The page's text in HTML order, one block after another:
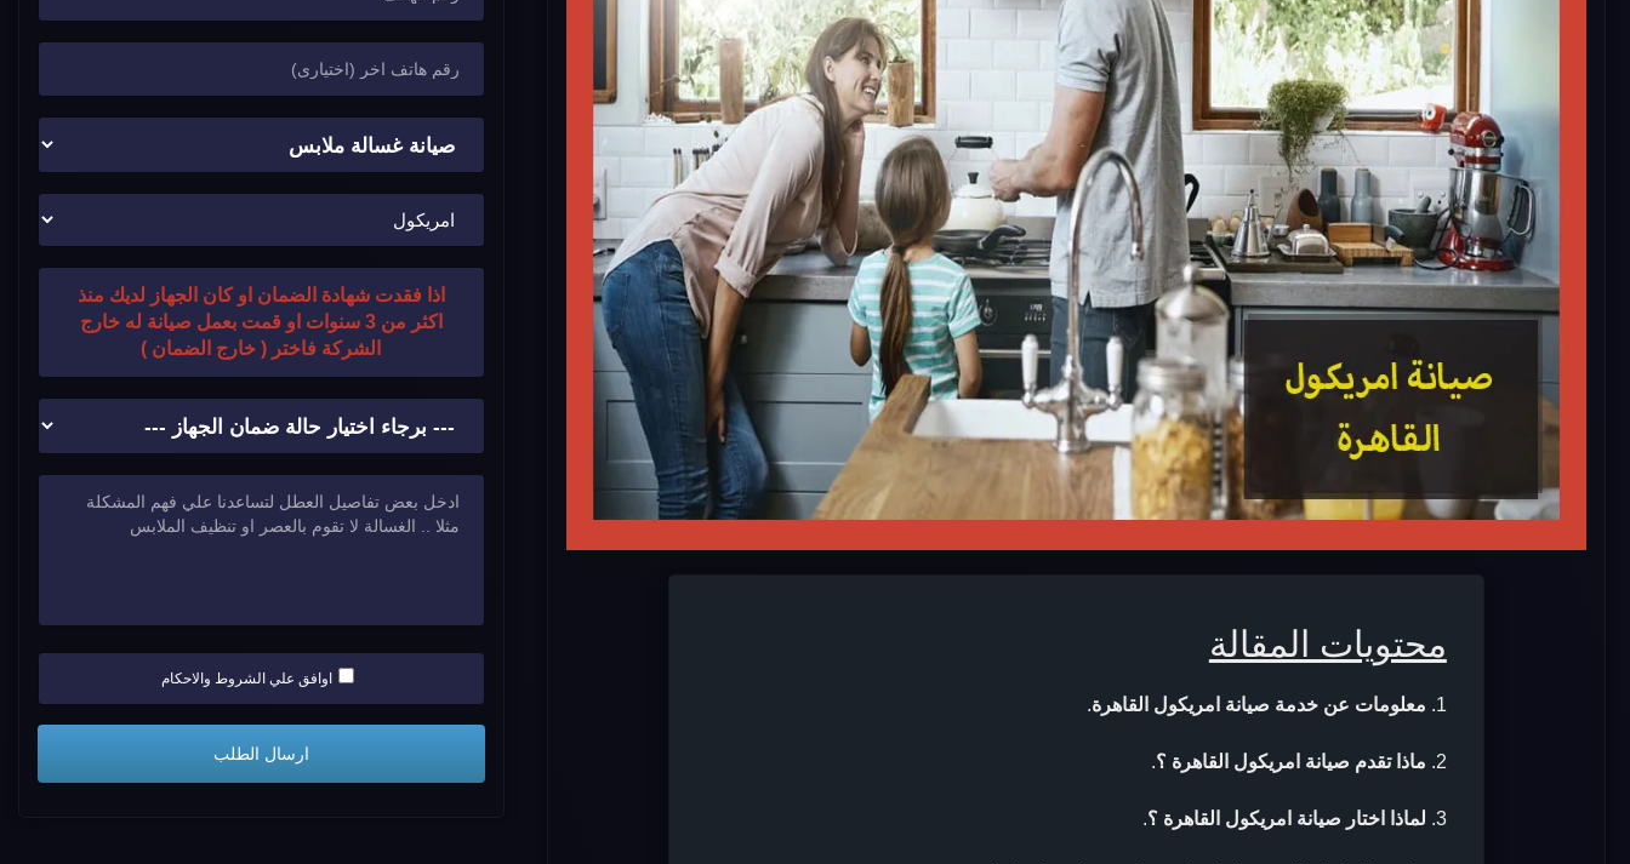
محتويات المقالة
معلومات عن خدمة صيانة امريكول القاهرة.
ماذا تقدم صيانة امريكول القاهرة ؟.
لماذا اختار صيانة امريكول القاهرة ؟.
اذا فقدت شهادة الضمان او كان الجهاز لديك منذ
اكثر من 3 سنوات او قمت بعمل صيانة له خارج
الشركة فاختر ( خارج الضمان )
اوافق علي الشروط والاحكام